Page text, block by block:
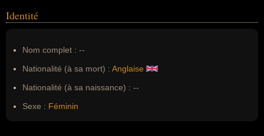
Identité
Nom complet : --
Nationalité (à sa mort) : Anglaise
Nationalité (à sa naissance) : --
Sexe : Féminin